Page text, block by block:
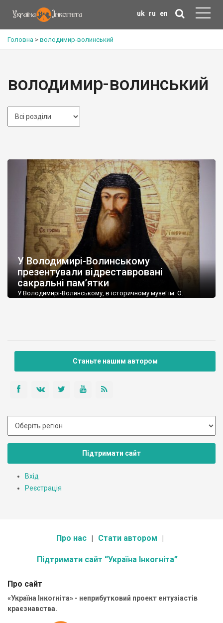
uk ru en
Головна > володимир-волинський
володимир-волинський
У Володимирі-Волинському
презентували відреставровані
сакральні пам’ятки
У Володимирі-Волинському, в історичному музеї ім. О.
нещодавно передали музею працівники Львівської філії
Національного науково-дослідного реставраційного центру.
Як зазначив директор історичного музею Володимир
Станьте нашим автором
Підтримати сайт
Вхід
Реєстрація
Про нас Стати автором
Підтримати сайт “Україна Інкогніта”
Про сайт
«Україна Інкогніта» - неприбутковий проект ентузіастів
краєзнавства.